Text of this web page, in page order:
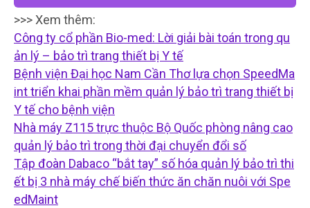
>>> Xem thêm:
Công ty cổ phần Bio-med: Lời giải bài toán trong qu
ản lý – bảo trì trang thiết bị Y tế
Bệnh viện Đại học Nam Cần Thơ lựa chọn SpeedMa
int triển khai phần mềm quản lý bảo trì trang thiết bị
Y tế cho bệnh viện
Nhà máy Z115 trực thuộc Bộ Quốc phòng nâng cao
quản lý bảo trì trong thời đại chuyển đổi số
Tập đoàn Dabaco “bắt tay” số hóa quản lý bảo trì thi
ết bị 3 nhà máy chế biến thức ăn chăn nuôi với Spe
edMaint